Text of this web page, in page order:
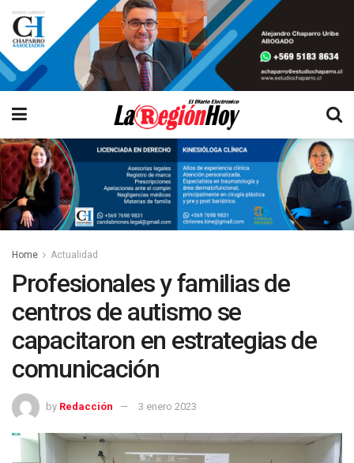
Home Actualidad
Profesionales y familias de
centros de autismo se
capacitaron en estrategias de
comunicación
by Redacción 3 enero 2023